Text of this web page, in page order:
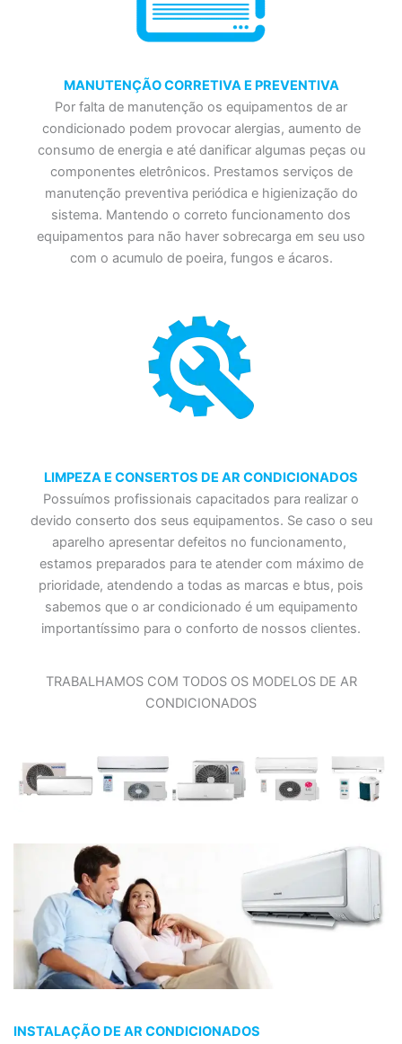
MANUTENÇÃO CORRETIVA E PREVENTIVA
Por falta de manutenção os equipamentos de ar
condicionado podem provocar alergias, aumento de
consumo de energia e até danificar algumas peças ou
componentes eletrônicos. Prestamos serviços de
manutenção preventiva periódica e higienização do
sistema. Mantendo o correto funcionamento dos
equipamentos para não haver sobrecarga em seu uso
com o acumulo de poeira, fungos e ácaros.
LIMPEZA E CONSERTOS DE AR CONDICIONADOS
Possuímos profissionais capacitados para realizar o
devido conserto dos seus equipamentos. Se caso o seu
aparelho apresentar defeitos no funcionamento,
estamos preparados para te atender com máximo de
prioridade, atendendo a todas as marcas e btus, pois
sabemos que o ar condicionado é um equipamento
importantíssimo para o conforto de nossos clientes.
TRABALHAMOS COM TODOS OS MODELOS DE AR
CONDICIONADOS
INSTALAÇÃO DE AR CONDICIONADOS